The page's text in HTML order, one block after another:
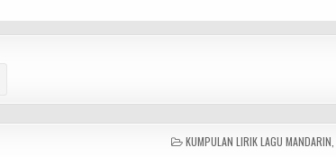
POSTED
KUMPULAN LIRIK LAGU MANDARIN